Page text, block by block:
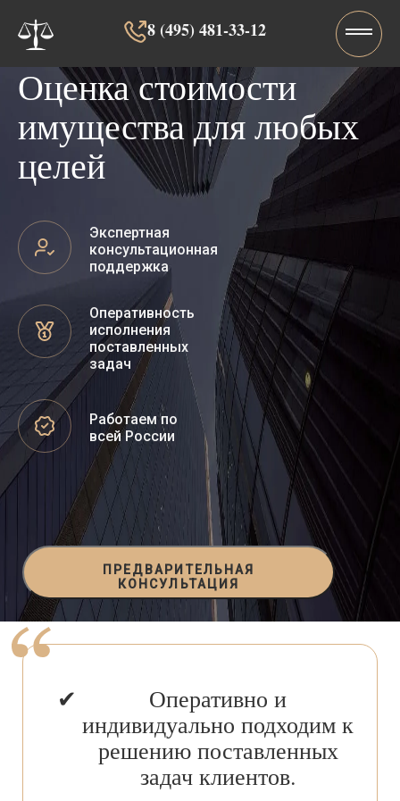
8 (495) 481-33-12‬‬
Оценка стоимости
имущества для любых
целей
Экспертная
консультационная
поддержка
Оперативность
исполнения
поставленных
задач
Работаем по
всей России
ПРЕДВАРИТЕЛЬНАЯ
КОНСУЛЬТАЦИЯ
Оперативно и
индивидуально подходим к
решению поставленных
задач клиентов.